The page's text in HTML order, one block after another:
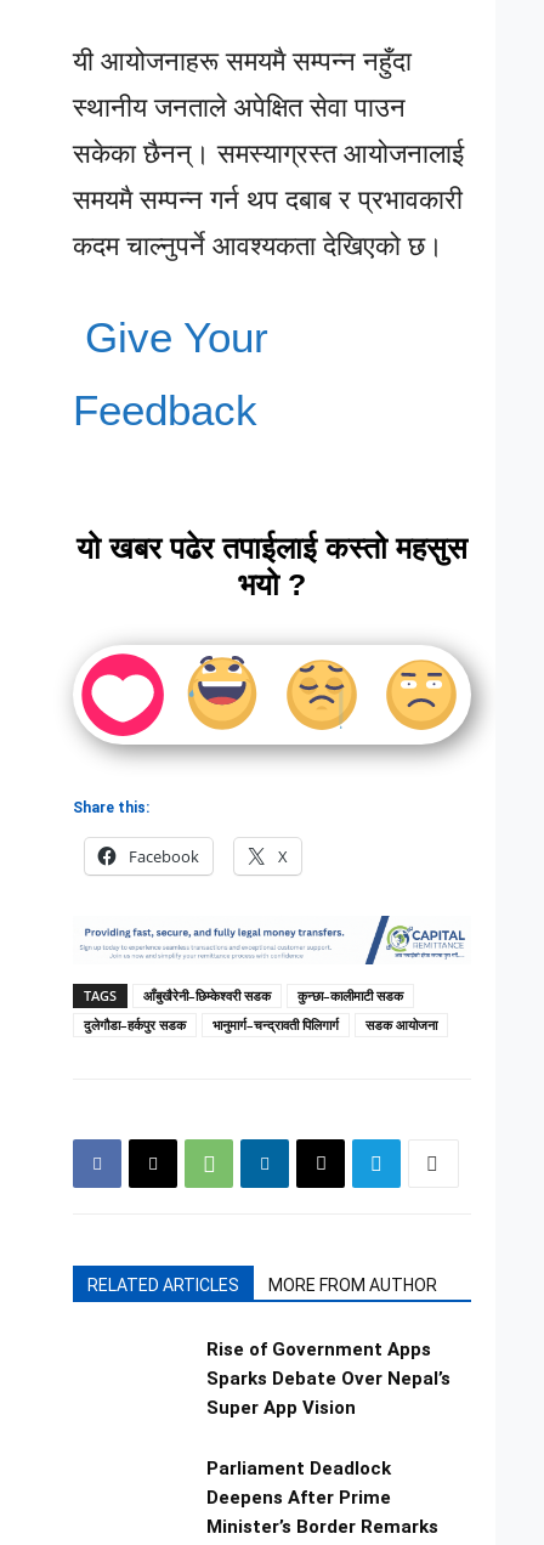
यी आयोजनाहरू समयमै सम्पन्न नहुँदा
स्थानीय जनताले अपेक्षित सेवा पाउन
सकेका छैनन्। समस्याग्रस्त आयोजनालाई
समयमै सम्पन्न गर्न थप दबाब र प्रभावकारी
कदम चाल्नुपर्ने आवश्यकता देखिएको छ।
Give Your
Feedback
यो खबर पढेर तपाईलाई कस्तो महसुस
भयो ?
Share this:
Facebook X
TAGS आँबुखैरेनी–छिम्केश्वरी सडक
कुन्छा–कालीमाटी सडक
दुलेगौडा–हर्कपुर सडक
भानुमार्ग–चन्द्रावती पिलिगार्ग सडक आयोजना
RELATED ARTICLES MORE FROM AUTHOR
Rise of Government Apps
Sparks Debate Over Nepal’s
Super App Vision
Parliament Deadlock
Deepens After Prime
Minister’s Border Remarks